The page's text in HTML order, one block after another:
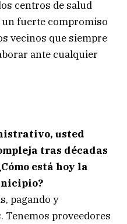
centros de salud
fuerte compromiso
vecinos que siempre
ante cualquier
usted
tras décadas
está hoy la
pagando y
proveedores